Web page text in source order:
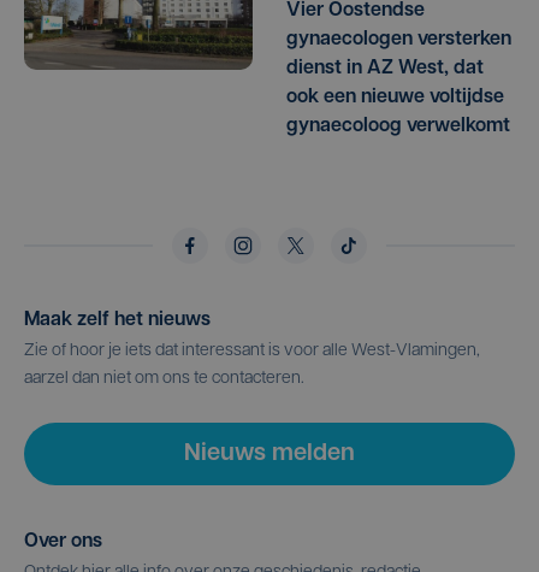
Vier Oostendse
gynaecologen versterken
dienst in AZ West, dat
ook een nieuwe voltijdse
gynaecoloog verwelkomt
Maak zelf het nieuws
Zie of hoor je iets dat interessant is voor alle West-Vlamingen,
aarzel dan niet om ons te contacteren.
Nieuws melden
Over ons